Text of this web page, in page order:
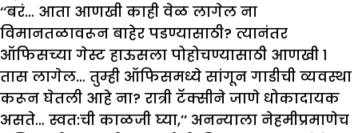
‘‘बरं… आता आणखी काही वेळ लागेल ना
विमानतळावरून बाहेर पडण्यासाठी? त्यानंतर
ऑफिसच्या गेस्ट हाऊसला पोहोचण्यासाठी आणखी १
तास लागेल… तुम्ही ऑफिसमध्ये सांगून गाडीची व्यवस्था
करून घेतली आहे ना? रात्री टॅक्सीने जाणे धोकादायक
असते… स्वत:ची काळजी घ्या,’’ अनन्याला नेहमीप्रमाणेच